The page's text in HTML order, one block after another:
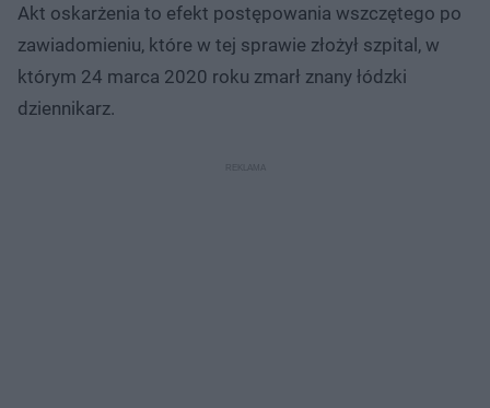
Akt oskarżenia to efekt postępowania wszczętego po
zawiadomieniu, które w tej sprawie złożył szpital, w
którym 24 marca 2020 roku zmarł znany łódzki
dziennikarz.